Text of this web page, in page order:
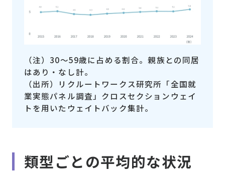
（注）30～59歳に占める割合。親族との同居
はあり・なし計。
（出所）リクルートワークス研究所「全国就
業実態パネル調査」クロスセクションウェイ
トを用いたウェイトバック集計。
類型ごとの平均的な状況